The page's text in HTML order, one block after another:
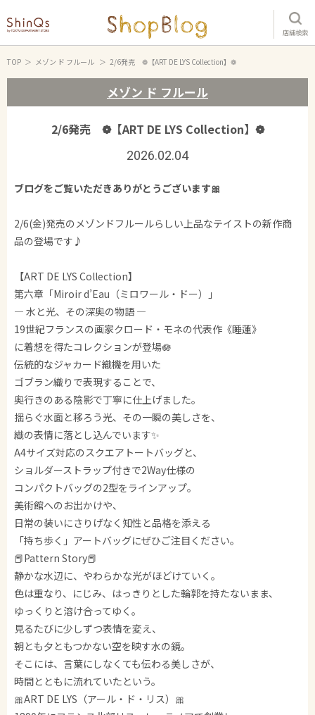
店舗検索
TOP メゾン ド フルール 2/6発売 ❁【ART DE LYS Collection】❁
メゾン ド フルール
2/6発売 ❁【ART DE LYS Collection】❁
2026.02.04
ブログをご覧いただきありがとうございます🎀
2/6(金)発売のメゾンドフルールらしい上品なテイストの新作商
品の登場です♪
【ART DE LYS Collection】
第六章「Miroir d’Eau（ミロワール・ドー）」
― 水と光、その深奥の物語 ―
19世紀フランスの画家クロード・モネの代表作《睡蓮》
に着想を得たコレクションが登場🪷
伝統的なジャカード織機を用いた
ゴブラン織りで表現することで、
奥行きのある陰影で丁寧に仕上げました。
揺らぐ水面と移ろう光、その一瞬の美しさを、
織の表情に落とし込んでいます✨️
A4サイズ対応のスクエアトートバッグと、
ショルダーストラップ付きで2Way仕様の
コンパクトバッグの2型をラインアップ。
美術館へのお出かけや、
日常の装いにさりげなく知性と品格を添える
「持ち歩く」アートバッグにぜひご注目ください。
📕Pattern Story📕
静かな水辺に、やわらかな光がほどけていく。
色は重なり、にじみ、はっきりとした輪郭を持たないまま、
ゆっくりと溶け合ってゆく。
見るたびに少しずつ表情を変え、
朝とも夕ともつかない空を映す水の鏡。
そこには、言葉にしなくても伝わる美しさが、
時間とともに流れていたという。
🎀ART DE LYS（アール・ド・リス）🎀